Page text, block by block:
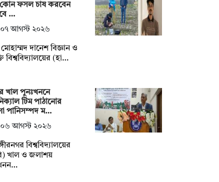
ফসল চাষ করবেন
…
০৭ আগস্ট ২০২৬
দানেশ বিজ্ঞান ও
বিশ্ববিদ্যালয়ের (হা…
খাল পুনঃখননে
টিম পাঠানোর
পানিসম্পদ ম…
০৬ আগস্ট ২০২৬
বিশ্ববিদ্যালয়ের
খাল ও জলাশয়